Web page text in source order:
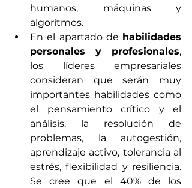
humanos, máquinas y
algoritmos.
En el apartado de habilidades
personales y profesionales,
los líderes empresariales
consideran que serán muy
importantes habilidades como
el pensamiento crítico y el
análisis, la resolución de
problemas, la autogestión,
aprendizaje activo, tolerancia al
estrés, flexibilidad y resiliencia.
Se cree que el 40% de los